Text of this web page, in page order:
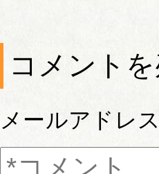
コメント
メールアドレ